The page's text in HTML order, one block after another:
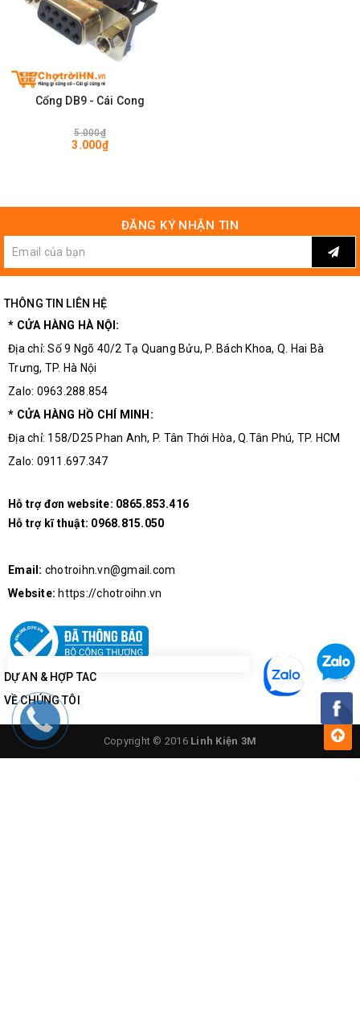
Cổng DB9 - Cái Cong
5.000₫
3.000₫
ĐĂNG KÝ NHẬN TIN
THÔNG TIN LIÊN HỆ
* CỬA HÀNG HÀ NỘI:
Địa chỉ: Số 9 Ngõ 40/2 Tạ Quang Bửu, P. Bách Khoa, Q. Hai Bà
Trưng, TP. Hà Nội
Zalo: 0963.288.854
* CỬA HÀNG HỒ CHÍ MINH:
Địa chỉ: 158/D25 Phan Anh, P. Tân Thới Hòa, Q.Tân Phú, TP. HCM
Zalo: 0911.697.347
Hỗ trợ đơn website: 0865.853.416
Hỗ trợ kĩ thuật: 0968.815.050
Email: chotroihn.vn@gmail.com
Website: https://chotroihn.vn
DỰ ÁN & HỢP TÁC
VỀ CHÚNG TÔI
Copyright © 2016 Linh Kiện 3M